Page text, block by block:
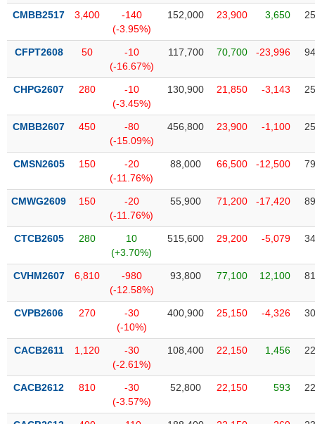
CMBB2517 3,400
-140
(-3.95%)
152,000 23,900 3,650
CFPT2608 50
-10
(-16.67%)
117,700 70,700 -23,996
CHPG2607 280
-10
(-3.45%)
130,900 21,850 -3,143
CMBB2607 450
-80
(-15.09%)
456,800 23,900 -1,100
CMSN2605 150
-20
(-11.76%)
88,000 66,500 -12,500
CMWG2609 150
-20
(-11.76%)
55,900 71,200 -17,420
CTCB2605 280
10
(+3.70%)
515,600 29,200 -5,079
CVHM2607 6,810
-980
(-12.58%)
93,800 77,100 12,100
CVPB2606 270
-30
(-10%)
400,900 25,150 -4,326
CACB2611 1,120
-30
(-2.61%)
108,400 22,150 1,456
CACB2612 810
-30
(-3.57%)
52,800 22,150 593
ÍCH
BẤT
ĐỘNG
chứng
khoán
Tất cả Cổ phiếu Chỉ số Chứng chỉ quỹ Chứng
Lãnh
(-)
Người nội bộ
tức